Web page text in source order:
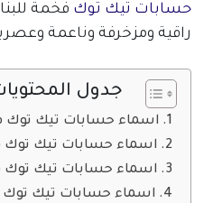
حسابات تيك توك فخمة
راقية ومزخرفة وناعمة
جدول
اسماء حسابات تيك توك
اسماء حسابات تيك توك
اسماء حسابات تيك توك
اسماء حسابات تيك توك